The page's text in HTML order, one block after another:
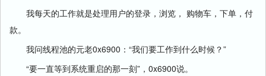
我每天的工作就是处理用户的登录，浏览， 购物车，下单，付
款。
我问线程池的元老0x6900：“我们要工作到什么时候？”
“要一直等到系统重启的那一刻”，0x6900说。